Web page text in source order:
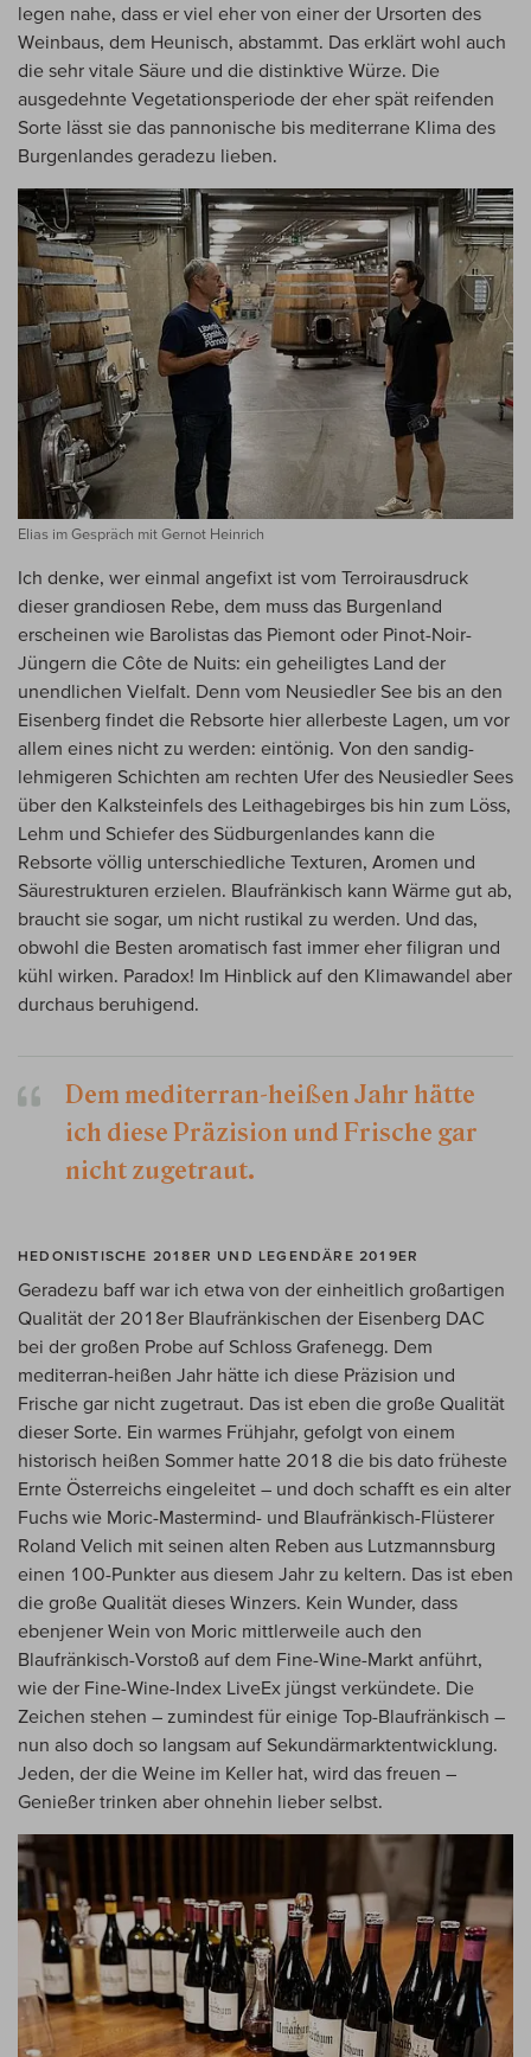
legen nahe, dass er viel eher von einer der Ursorten des
Weinbaus, dem Heunisch, abstammt. Das erklärt wohl auch
die sehr vitale Säure und die distinktive Würze. Die
ausgedehnte Vegetationsperiode der eher spät reifenden
Sorte lässt sie das pannonische bis mediterrane Klima des
Burgenlandes geradezu lieben.
Elias im Gespräch mit Gernot Heinrich
Ich denke, wer einmal angefixt ist vom Terroirausdruck
dieser grandiosen Rebe, dem muss das Burgenland
erscheinen wie Barolistas das Piemont oder Pinot-Noir-
Jüngern die Côte de Nuits: ein geheiligtes Land der
unendlichen Vielfalt. Denn vom Neusiedler See bis an den
Eisenberg findet die Rebsorte hier allerbeste Lagen, um vor
allem eines nicht zu werden: eintönig. Von den sandig-
lehmigeren Schichten am rechten Ufer des Neusiedler Sees
über den Kalksteinfels des Leithagebirges bis hin zum Löss,
Lehm und Schiefer des Südburgenlandes kann die
Rebsorte völlig unterschiedliche Texturen, Aromen und
Säurestrukturen erzielen. Blaufränkisch kann Wärme gut ab,
braucht sie sogar, um nicht rustikal zu werden. Und das,
obwohl die Besten aromatisch fast immer eher filigran und
kühl wirken. Paradox! Im Hinblick auf den Klimawandel aber
durchaus beruhigend.
Dem mediterran-heißen Jahr hätte
ich diese Präzision und Frische gar
nicht zugetraut.
HEDONISTISCHE 2018ER UND LEGENDÄRE 2019ER
Geradezu baff war ich etwa von der einheitlich großartigen
Qualität der 2018er Blaufränkischen der Eisenberg DAC
bei der großen Probe auf Schloss Grafenegg. Dem
mediterran-heißen Jahr hätte ich diese Präzision und
Frische gar nicht zugetraut. Das ist eben die große Qualität
dieser Sorte. Ein warmes Frühjahr, gefolgt von einem
historisch heißen Sommer hatte 2018 die bis dato früheste
Ernte Österreichs eingeleitet – und doch schafft es ein alter
Fuchs wie Moric-Mastermind- und Blaufränkisch-Flüsterer
Roland Velich mit seinen alten Reben aus Lutzmannsburg
einen 100-Punkter aus diesem Jahr zu keltern. Das ist eben
die große Qualität dieses Winzers. Kein Wunder, dass
ebenjener Wein von Moric mittlerweile auch den
Blaufränkisch-Vorstoß auf dem Fine-Wine-Markt anführt,
wie der Fine-Wine-Index LiveEx jüngst verkündete. Die
Zeichen stehen – zumindest für einige Top-Blaufränkisch –
nun also doch so langsam auf Sekundärmarktentwicklung.
Jeden, der die Weine im Keller hat, wird das freuen –
Genießer trinken aber ohnehin lieber selbst.